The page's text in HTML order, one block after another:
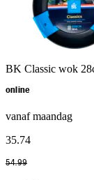
BK Classic wok
online
vanaf maandag
35.74
54.99